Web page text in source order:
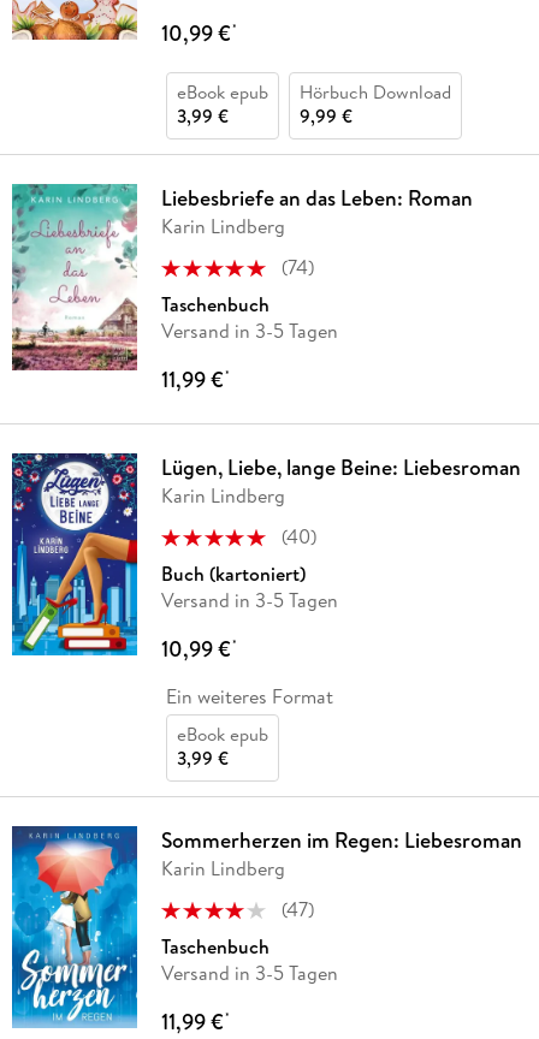
10,99 €*
eBook epub
3,99 €
Hörbuch Download
9,99 €
Liebesbriefe an das Leben: Roman
Karin Lindberg
(74)
Taschenbuch
Versand in 3-5 Tagen
11,99 €*
Lügen, Liebe, lange Beine: Liebesroman
Karin Lindberg
(40)
Buch (kartoniert)
Versand in 3-5 Tagen
10,99 €*
Ein weiteres Format
eBook epub
3,99 €
Sommerherzen im Regen: Liebesroman
Karin Lindberg
(47)
Taschenbuch
Versand in 3-5 Tagen
11,99 €*